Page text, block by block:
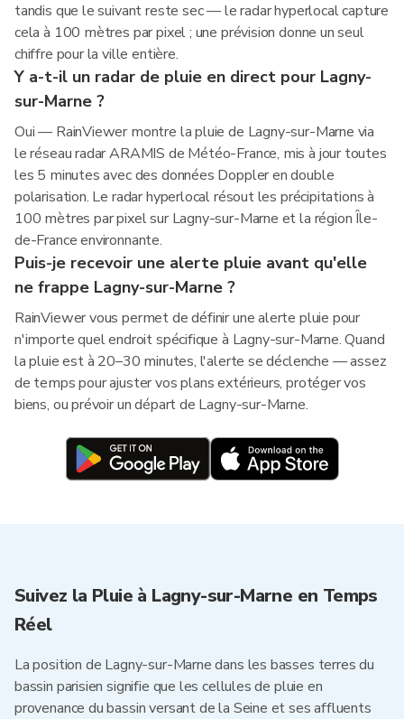
tandis que le suivant reste sec — le radar hyperlocal capture
cela à 100 mètres par pixel ; une prévision donne un seul
chiffre pour la ville entière.
Y a-t-il un radar de pluie en direct pour Lagny-
sur-Marne ?
Oui — RainViewer montre la pluie de Lagny-sur-Marne via
le réseau radar ARAMIS de Météo-France, mis à jour toutes
les 5 minutes avec des données Doppler en double
polarisation. Le radar hyperlocal résout les précipitations à
100 mètres par pixel sur Lagny-sur-Marne et la région Île-
de-France environnante.
Puis-je recevoir une alerte pluie avant qu'elle
ne frappe Lagny-sur-Marne ?
RainViewer vous permet de définir une alerte pluie pour
n'importe quel endroit spécifique à Lagny-sur-Marne. Quand
la pluie est à 20–30 minutes, l'alerte se déclenche — assez
de temps pour ajuster vos plans extérieurs, protéger vos
biens, ou prévoir un départ de Lagny-sur-Marne.
Suivez la Pluie à Lagny-sur-Marne en Temps
Réel
La position de Lagny-sur-Marne dans les basses terres du
bassin parisien signifie que les cellules de pluie en
provenance du bassin versant de la Seine et ses affluents